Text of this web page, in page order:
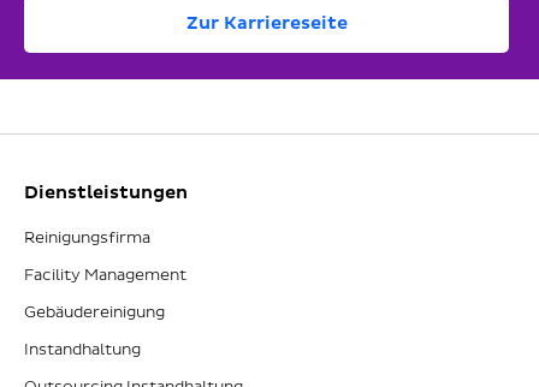
Zur Karriereseite
Dienstleistungen
Reinigungsfirma
Facility Management
Gebäudereinigung
Instandhaltung